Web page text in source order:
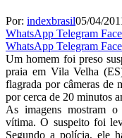
Por: indexbrasil05/04/
WhatsApp Telegram
WhatsApp Telegram
Um homem foi preso
praia em Vila Velha
flagrada por câmeras de
por cerca de 20 minutos
As imagens mostram
vítima. O suspeito foi
Segundo a polícia, ele